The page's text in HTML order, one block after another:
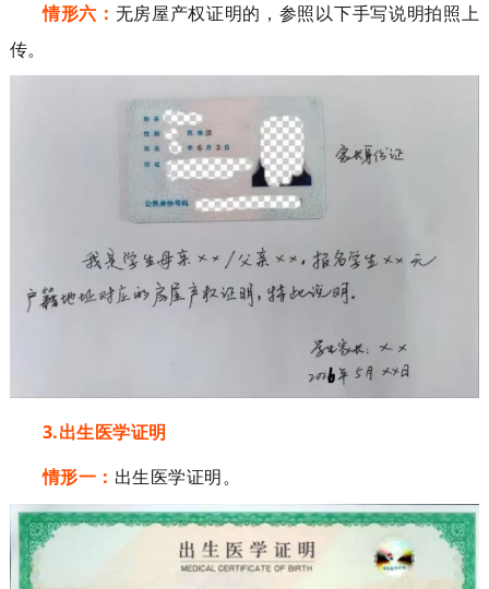
情形六： 无房屋产权证明的 ， 参照以下手写说明拍照上
传。
3.出生医学证明
情形一： 出生医学证明。